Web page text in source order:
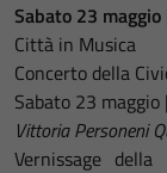
Sabato 23
Città in Musica
Concerto della
Sabato 23
Vittoria Personeni
Vernissage